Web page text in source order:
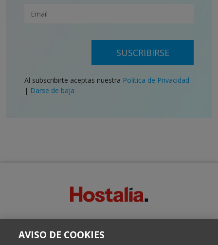
SUSCRIBIRSE
Al subscribirte aceptas nuestra Política de Privacidad
| Darse de baja
Escrito por el equipo de Comunicación de Hostalia, dirigido por
AVISO DE COOKIES